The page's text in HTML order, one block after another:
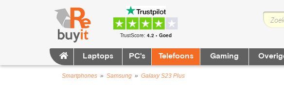
TrustScore: 4.2 • Goed
Laptops PC's Telefoons Gaming
Smartphones » Samsung » Galaxy S23 Plus